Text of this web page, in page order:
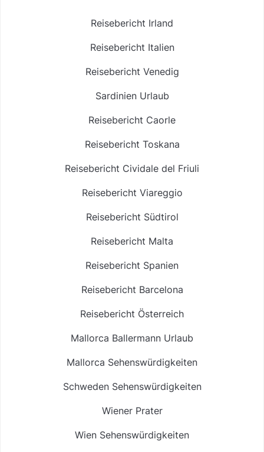
Reisebericht Irland
Reisebericht Italien
Reisebericht Venedig
Sardinien Urlaub
Reisebericht Caorle
Reisebericht Toskana
Reisebericht Cividale del Friuli
Reisebericht Viareggio
Reisebericht Südtirol
Reisebericht Malta
Reisebericht Spanien
Reisebericht Barcelona
Reisebericht Österreich
Mallorca Ballermann Urlaub
Mallorca Sehenswürdigkeiten
Schweden Sehenswürdigkeiten
Wiener Prater
Wien Sehenswürdigkeiten